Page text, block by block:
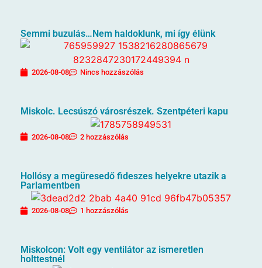
Semmi buzulás…Nem haldoklunk, mi így élünk
2026-08-08 Nincs hozzászólás
Miskolc. Lecsúszó városrészek. Szentpéteri kapu
2026-08-08 2 hozzászólás
Hollósy a megüresedő fideszes helyekre utazik a
Parlamentben
2026-08-08 1 hozzászólás
Miskolcon: Volt egy ventilátor az ismeretlen
holttestnél